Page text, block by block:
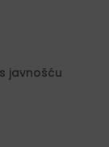
javnošću